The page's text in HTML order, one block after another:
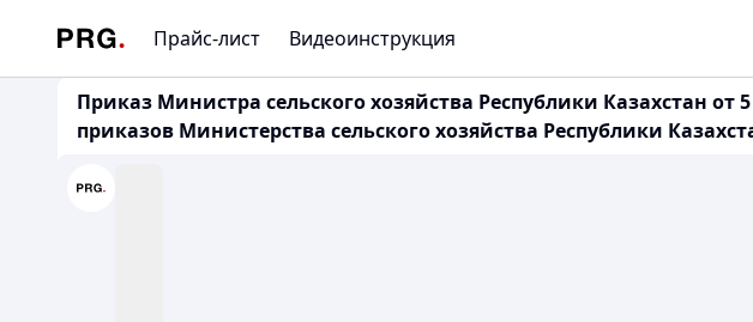
Прайс-лист Видеоинструкция
Приказ Министра сельского хозяйства Республики Казахстан
приказов Министерства сельского хозяйства Республики